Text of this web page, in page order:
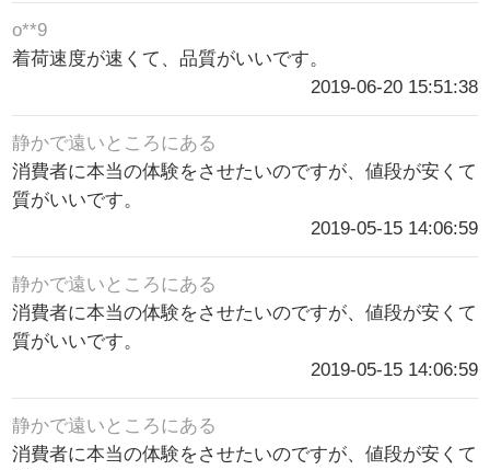
o**9
着荷速度が速くて、品質がいいです。
2019-06-20 15:51:38
静かで遠いところにある
消費者に本当の体験をさせたいのですが、値段が安くて
質がいいです。
2019-05-15 14:06:59
静かで遠いところにある
消費者に本当の体験をさせたいのですが、値段が安くて
質がいいです。
2019-05-15 14:06:59
静かで遠いところにある
消費者に本当の体験をさせたいのですが、値段が安くて